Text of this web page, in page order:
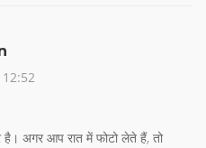
12:52
है। अगर आप रात में फोटो लेते हैं, तो